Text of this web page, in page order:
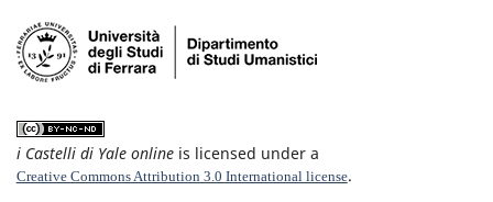
i Castelli di Yale onlineis licensed under a
Creative Commons Attribution 3.0 International license.